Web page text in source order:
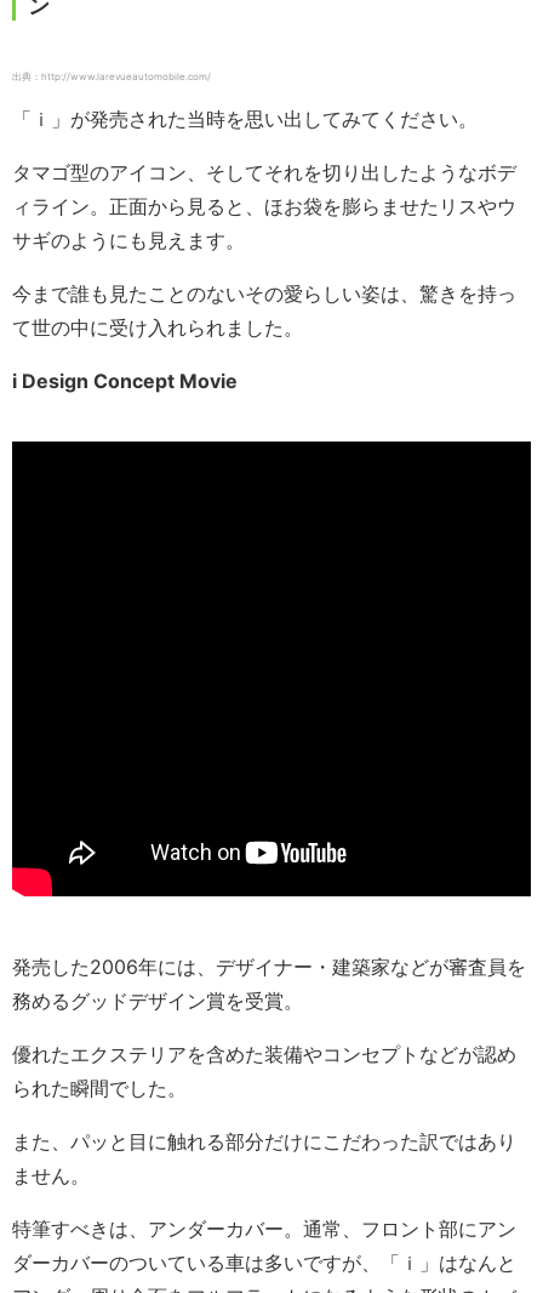
ン
出典：http://www.larevueautomobile.com/
「ｉ」が発売された当時を思い出してみてください。
タマゴ型のアイコン、そしてそれを切り出したようなボデ
ィライン。正面から見ると、ほお袋を膨らませたリスやウ
サギのようにも見えます。
今まで誰も見たことのないその愛らしい姿は、驚きを持っ
て世の中に受け入れられました。
i Design Concept Movie
発売した2006年には、デザイナー・建築家などが審査員を
務めるグッドデザイン賞を受賞。
優れたエクステリアを含めた装備やコンセプトなどが認め
られた瞬間でした。
また、パッと目に触れる部分だけにこだわった訳ではあり
ません。
特筆すべきは、アンダーカバー。通常、フロント部にアン
ダーカバーのついている車は多いですが、「ｉ」はなんと